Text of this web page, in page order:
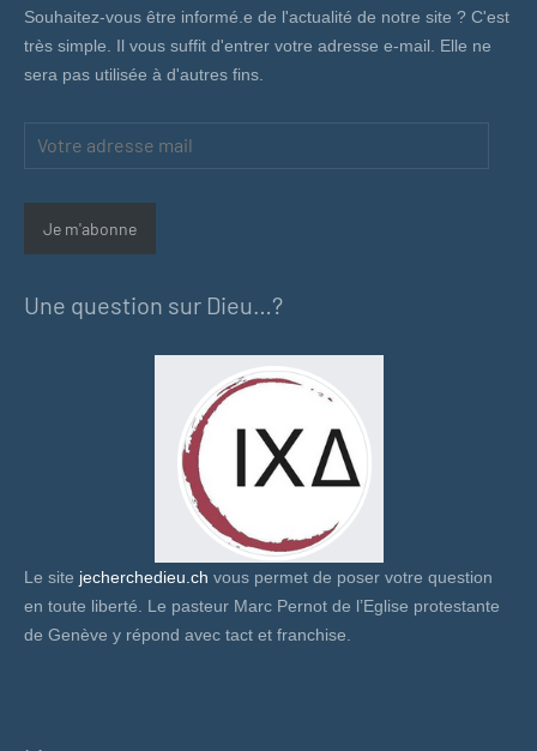
Souhaitez-vous être informé.e de l'actualité de notre site ? C'est
très simple. Il vous suffit d'entrer votre adresse e-mail. Elle ne
sera pas utilisée à d'autres fins.
Votre
Je m'abonne
Une question sur Dieu…?
Le site jecherchedieu.ch vous permet de poser votre question
en toute liberté. Le pasteur Marc Pernot de l’Eglise protestante
de Genève y répond avec tact et franchise.